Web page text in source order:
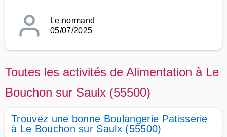
Le normand
05/07/2025
Toutes les activités de Alimentation à Le
Bouchon sur Saulx (55500)
Trouvez une bonne Boulangerie Patisserie
à Le Bouchon sur Saulx (55500)